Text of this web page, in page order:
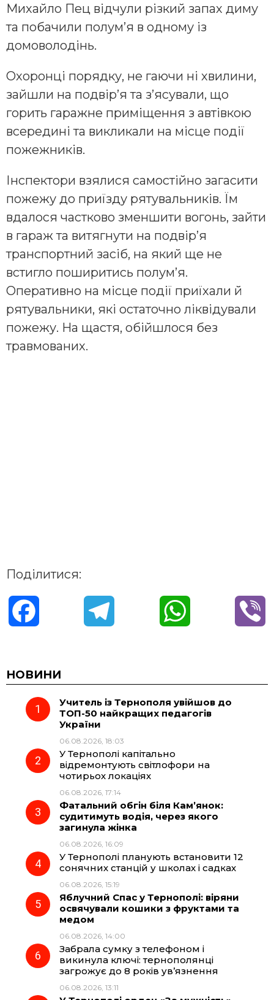
Михайло Пец відчули різкий запах диму
та побачили полум’я в одному із
домоволодінь.
Охоронці порядку, не гаючи ні хвилини,
зайшли на подвір’я та з’ясували, що
горить гаражне приміщення з автівкою
всередині та викликали на місце події
пожежників.
Інспектори взялися самостійно загасити
пожежу до приїзду рятувальників. Їм
вдалося частково зменшити вогонь, зайти
в гараж та витягнути на подвір’я
транспортний засіб, на який ще не
встигло поширитись полум’я.
Оперативно на місце події приїхали й
рятувальники, які остаточно ліквідували
пожежу. На щастя, обійшлося без
травмованих.
Поділитися:
c
e
o
k
e
r
a
m
t
A
НОВИНИ
Учитель із Тернополя увійшов до
ТОП-50 найкращих педагогів
України
06.08.2026, 18:03
У Тернополі капітально
відремонтують світлофори на
чотирьох локаціях
06.08.2026, 17:14
Фатальний обгін біля Кам’янок:
судитимуть водія, через якого
загинула жінка
06.08.2026, 16:09
У Тернополі планують встановити 12
сонячних станцій у школах і садках
06.08.2026, 15:19
Яблучний Спас у Тернополі: віряни
освячували кошики з фруктами та
медом
06.08.2026, 14:00
Забрала сумку з телефоном і
викинула ключі: тернополянці
загрожує до 8 років ув’язнення
06.08.2026, 13:11